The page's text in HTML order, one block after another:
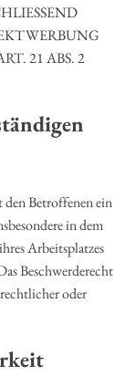
21 ABS. 2
den Betroffenen ein
in dem
Arbeitsplatzes
Beschwerderecht
oder